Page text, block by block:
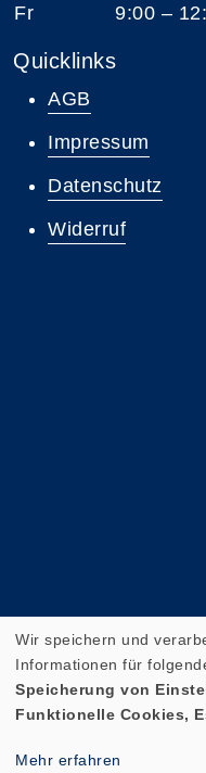
Fr
9:00 –
Quicklinks
AGB
Impressum
Datenschutz
Widerruf
Cookie Einstellungen
Wir speichern und
Informationen für
Speicherung von
Funktionelle Cookies,
Mehr erfahren